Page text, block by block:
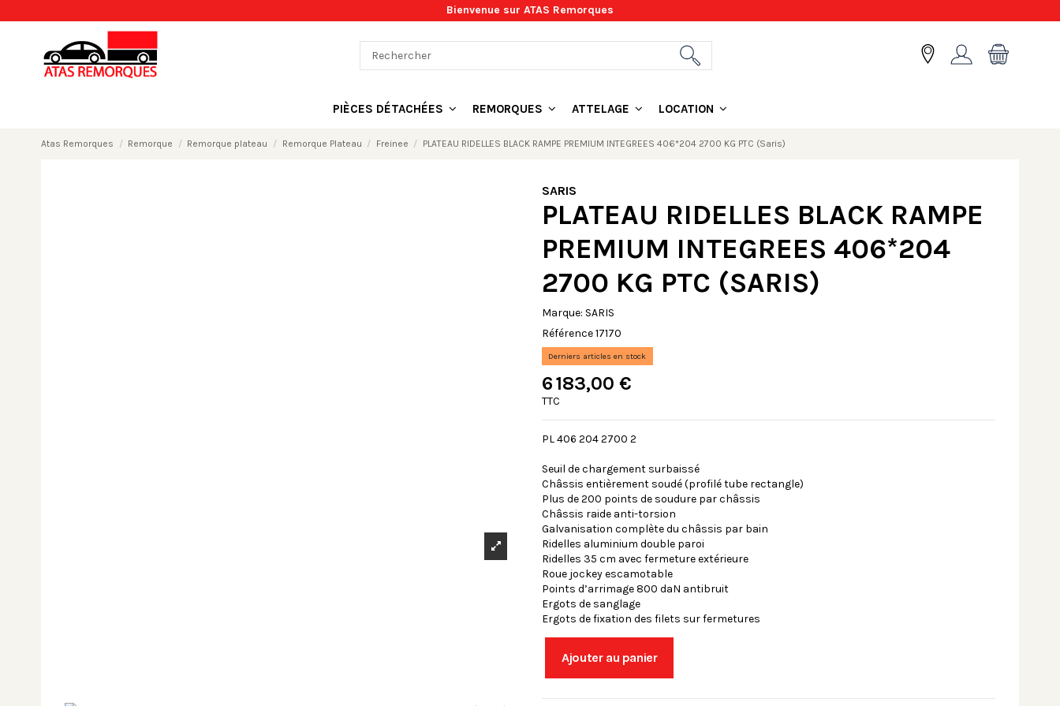
Bienvenue sur ATAS Remorques
PIÈCES DÉTACHÉES REMORQUES ATTELAGE LOCATION
Atas Remorques Remorque Remorque plateau Remorque Plateau Freinee PLATEAU RIDELLES BLACK RAMPE PREMIUM INTEGREES 406*204 2700 KG PTC (Saris)
SARIS
PLATEAU RIDELLES BLACK RAMPE
PREMIUM INTEGREES 406*204
2700 KG PTC (SARIS)
Marque: SARIS
Référence17170
Derniers articles en stock
6 183,00 €
TTC
PL 406 204 2700 2
Seuil de chargement surbaissé
Châssis entièrement soudé (profilé tube rectangle)
Plus de 200 points de soudure par châssis
Châssis raide anti-torsion
Galvanisation complète du châssis par bain
Ridelles aluminium double paroi
Ridelles 35 cm avec fermeture extérieure
Roue jockey escamotable
Points d’arrimage 800 daN antibruit
Ergots de sanglage
Ergots de fixation des filets sur fermetures
Ajouter au panier